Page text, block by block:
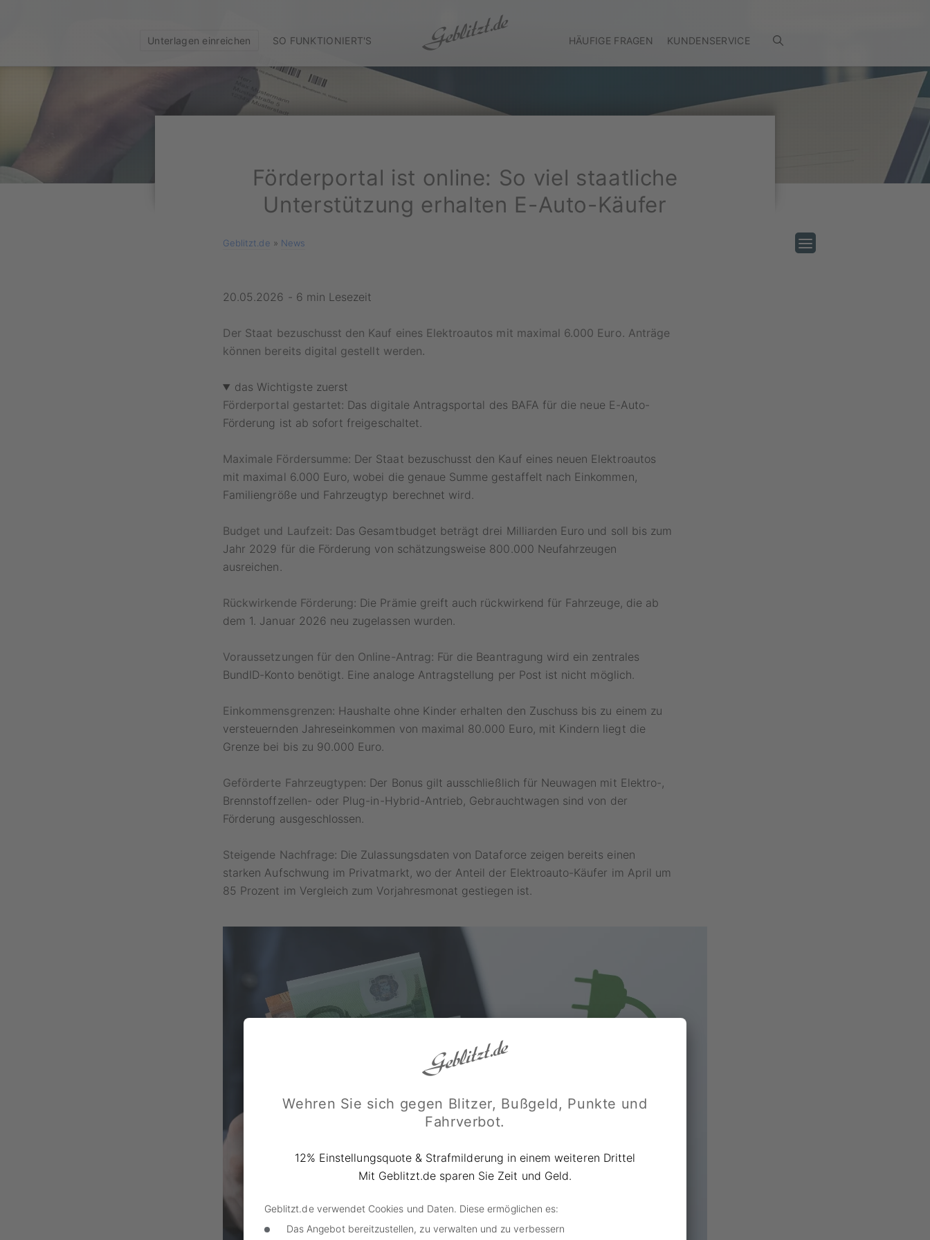
Unterlagen einreichen SO FUNKTIONIERT'S HÄUFIGE FRAGEN KUNDENSERVICE
Förderportal ist online: So viel staatliche
Unterstützung erhalten E-Auto-Käufer
Geblitzt.de » News
20.05.2026 - 6 min Lesezeit
Der Staat bezuschusst den Kauf eines Elektroautos mit maximal 6.000 Euro. Anträge
können bereits digital gestellt werden.
das Wichtigste zuerst
Förderportal gestartet: Das digitale Antragsportal des BAFA für die neue E-Auto-
Förderung ist ab sofort freigeschaltet.
Maximale Fördersumme: Der Staat bezuschusst den Kauf eines neuen Elektroautos
mit maximal 6.000 Euro, wobei die genaue Summe gestaffelt nach Einkommen,
Familiengröße und Fahrzeugtyp berechnet wird.
Budget und Laufzeit: Das Gesamtbudget beträgt drei Milliarden Euro und soll bis zum
Jahr 2029 für die Förderung von schätzungsweise 800.000 Neufahrzeugen
ausreichen.
Rückwirkende Förderung: Die Prämie greift auch rückwirkend für Fahrzeuge, die ab
dem 1. Januar 2026 neu zugelassen wurden.
Voraussetzungen für den Online-Antrag: Für die Beantragung wird ein zentrales
BundID-Konto benötigt. Eine analoge Antragstellung per Post ist nicht möglich.
Einkommensgrenzen: Haushalte ohne Kinder erhalten den Zuschuss bis zu einem zu
versteuernden Jahreseinkommen von maximal 80.000 Euro, mit Kindern liegt die
Grenze bei bis zu 90.000 Euro.
Geförderte Fahrzeugtypen: Der Bonus gilt ausschließlich für Neuwagen mit Elektro-,
Brennstoffzellen- oder Plug-in-Hybrid-Antrieb, Gebrauchtwagen sind von der
Förderung ausgeschlossen.
Steigende Nachfrage: Die Zulassungsdaten von Dataforce zeigen bereits einen
starken Aufschwung im Privatmarkt, wo der Anteil der Elektroauto-Käufer im April um
85 Prozent im Vergleich zum Vorjahresmonat gestiegen ist.
Wehren Sie sich gegen Blitzer, Bußgeld, Punkte und
Fahrverbot.
12% Einstellungsquote & Strafmilderung in einem weiteren Drittel
Mit Geblitzt.de sparen Sie Zeit und Geld.
Geblitzt.de verwendet Cookies und Daten. Diese ermöglichen es:
Das Angebot bereitzustellen, zu verwalten und zu verbessern